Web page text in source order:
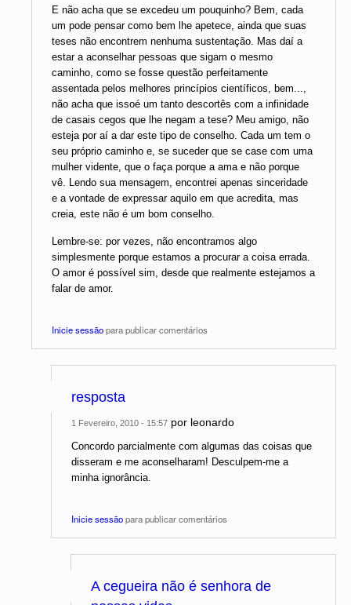
E não acha que se excedeu um pouquinho? Bem, cada
um pode pensar como bem lhe apetece, ainda que suas
teses não encontrem nenhuma sustentação. Mas daí a
estar a aconselhar pessoas que sigam o mesmo
caminho, como se fosse questão perfeitamente
assentada pelos melhores princípios científicos, bem...,
não acha que issoé um tanto descortês com a infinidade
de casais cegos que lhe negam a tese? Meu amigo, não
esteja por aí a dar este tipo de conselho. Cada um tem o
seu próprio caminho e, se suceder que se case com uma
mulher vidente, que o faça porque a ama e não porque
vê. Lendo sua mensagem, encontrei apenas sinceridade
e a vontade de expressar aquilo em que acredita, mas
creia, este não é um bom conselho.
Lembre-se: por vezes, não encontramos algo
simplesmente porque estamos a procurar a coisa errada.
O amor é possível sim, desde que realmente estejamos a
falar de amor.
Inicie sessãopara publicar comentários
resposta
1 Fevereiro, 2010 - 15:57 por leonardo
Concordo parcialmente com algumas das coisas que
disseram e me aconselharam! Desculpem-me a
minha ignorância.
Inicie sessãopara publicar comentários
A cegueira não é senhora de